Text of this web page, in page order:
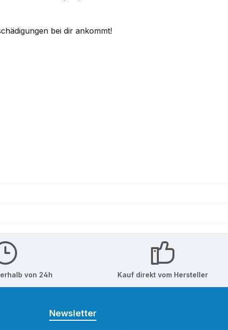
bei dir ankommt!
von 24h Kauf direkt vom Hersteller
Newsletter